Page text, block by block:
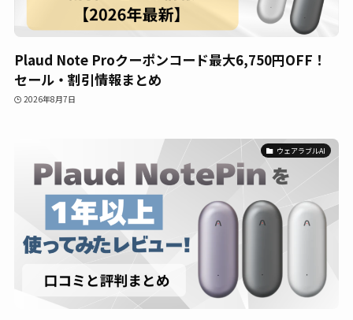
Plaud Note Proクーポンコード最大6,750円OFF！
セール・割引情報まとめ
2026年8月7日
ウェアラブルAI